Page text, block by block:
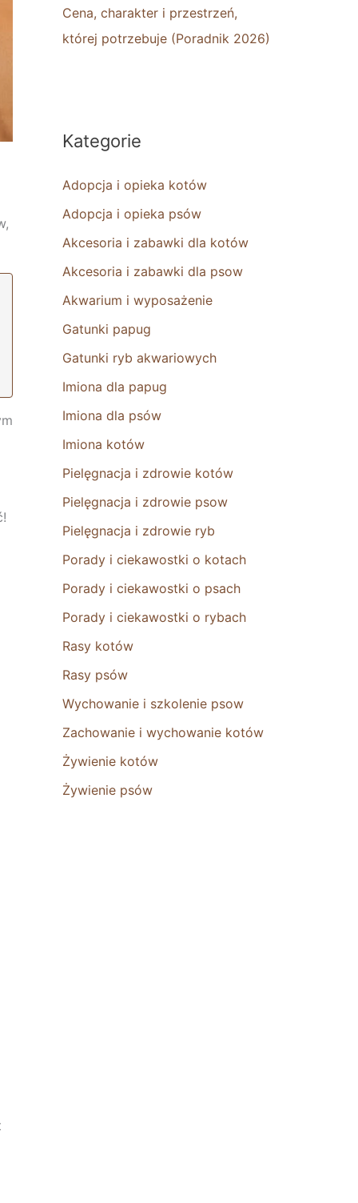
Cena, charakter i przestrzeń,
której potrzebuje (Poradnik 2026)
Kategorie
Adopcja i opieka kotów
Adopcja i opieka psów
Akcesoria i zabawki dla kotów
Akcesoria i zabawki dla psow
Akwarium i wyposażenie
Gatunki papug
Gatunki ryb akwariowych
Imiona dla papug
Imiona dla psów
Imiona kotów
Pielęgnacja i zdrowie kotów
Pielęgnacja i zdrowie psow
Pielęgnacja i zdrowie ryb
Porady i ciekawostki o kotach
Porady i ciekawostki o psach
Porady i ciekawostki o rybach
Rasy kotów
Rasy psów
Wychowanie i szkolenie psow
Zachowanie i wychowanie kotów
Żywienie kotów
Żywienie psów